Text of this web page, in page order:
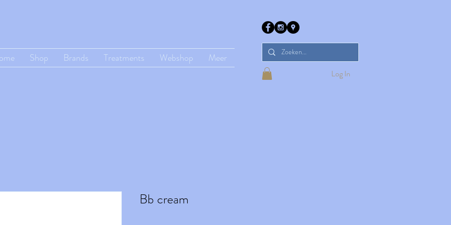
Shop Brands Treatments Webshop Meer
Log In
Bb cream